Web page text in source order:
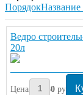
ПорядокНазвание
Ведро
20л
Цена: 130руб/